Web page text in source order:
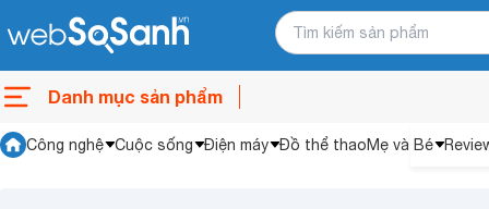
Danh mục sản phẩm
Công nghệ Cuộc sống Điện máy Đồ thể thaoMẹ và Bé